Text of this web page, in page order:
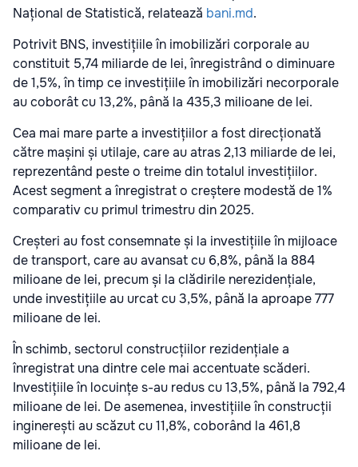
Național de Statistică, relatează bani.md.
Potrivit BNS, investițiile în imobilizări corporale au
constituit 5,74 miliarde de lei, înregistrând o diminuare
de 1,5%, în timp ce investițiile în imobilizări necorporale
au coborât cu 13,2%, până la 435,3 milioane de lei.
Cea mai mare parte a investițiilor a fost direcționată
către mașini și utilaje, care au atras 2,13 miliarde de lei,
reprezentând peste o treime din totalul investițiilor.
Acest segment a înregistrat o creștere modestă de 1%
comparativ cu primul trimestru din 2025.
Creșteri au fost consemnate și la investițiile în mijloace
de transport, care au avansat cu 6,8%, până la 884
milioane de lei, precum și la clădirile nerezidențiale,
unde investițiile au urcat cu 3,5%, până la aproape 777
milioane de lei.
În schimb, sectorul construcțiilor rezidențiale a
înregistrat una dintre cele mai accentuate scăderi.
Investițiile în locuințe s-au redus cu 13,5%, până la 792,4
milioane de lei. De asemenea, investițiile în construcții
inginerești au scăzut cu 11,8%, coborând la 461,8
milioane de lei.